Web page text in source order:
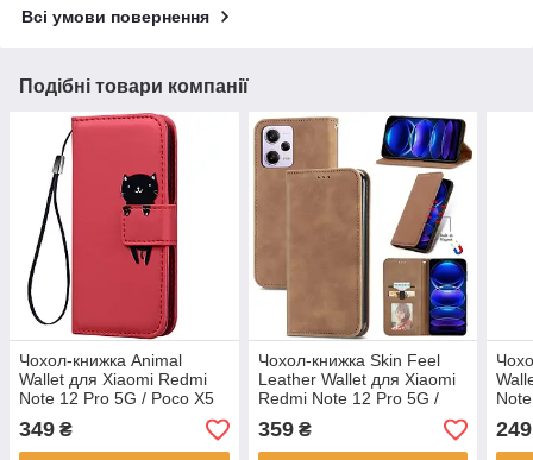
Всі умови повернення
Подібні товари компанії
Чохол-книжка Animal
Wallet для Xiaomi Redmi
Note 12 Pro 5G / Poco X5
Pro 5G Cat
349 ₴
Чохол-книжка Skin Feel
Leather Wallet для Xiaomi
Redmi Note 12 Pro 5G /
Poco X5 Pro 5G Brown
359₴ 249